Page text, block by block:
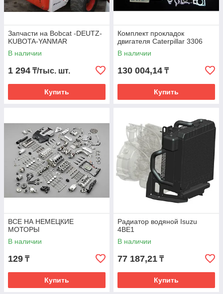
Запчасти на Bobcat -DEUTZ-
KUBOTA-YANMAR
В наличии
1 294 ₸/тыс. шт.
Купить
Комплект прокладок
двигателя Caterpillar 3306
В наличии
130 004,14 ₸
Купить
ВСЕ НА НЕМЕЦКИЕ
МОТОРЫ
В наличии
129 ₸
Купить
Радиатор водяной Isuzu
4BE1
В наличии
77 187,21 ₸
Купить